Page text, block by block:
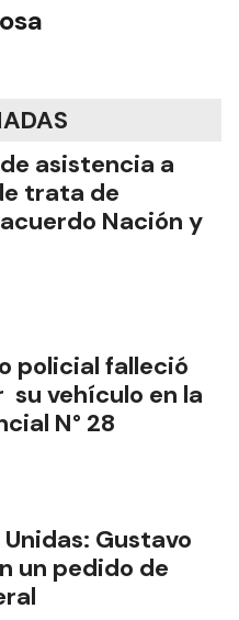
asistencia a
trata de
Nación y
policial falleció
su vehículo en la
N° 28
Gustavo
un pedido de